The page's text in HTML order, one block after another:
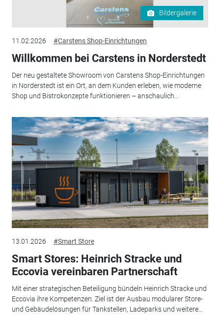
Bildergalerie
11.02.2026 #Carstens Shop-Einrichtungen
Willkommen bei Carstens in Norderstedt
Der neu gestaltete Showroom von Carstens Shop-Einrichtungen
in Norderstedt ist ein Ort, an dem Kunden erleben, wie moderne
Shop und Bistrokonzepte funktionieren – anschaulich...
13.01.2026 #Smart Store
Smart Stores: Heinrich Stracke und
Eccovia vereinbaren Partnerschaft
Mit einer strategischen Beteiligung bündeln Heinrich Stracke und
Eccovia ihre Kompetenzen. Ziel ist der Ausbau modularer Store-
und Gebäudelösungen für Tankstellen, Ladeparks und weitere...